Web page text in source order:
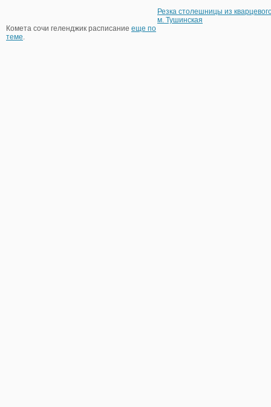
Резка столешницы из
м. Тушинская
Комета сочи геленджик расписание еще по
теме